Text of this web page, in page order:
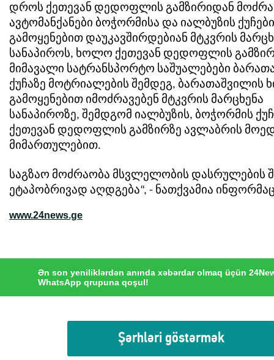
დროს ქეთევან დედოფლის გამზირიდან
ავტომანქანები ბოჭორმისა და იალბუზის
გამოყენებით დაუკავშირდებიან მტკვრის
სანაპიროს, ხოლო ქეთევან დედოფლის
მიმავალი სატრანსპორტო საშუალებები
ქუჩაზე მოტრიალების შემდეგ, ბარათაშვილის
გამოყენებით იმოძრავებენ მტკვრის მარცხენა
სანაპიროზე, შემდგომ იალბუზის, ბოჭორმის
ქეთევან დედოფლის გამზირზე ავლაბრის
მიმართულებით.
საგზაო მოძრაობა მსვლელობის დასრულების
ეტაპობრივად აღდგება“, - ნათქვამია
www.24news.ge
Ən son yeniliklərdən anında xəbərdar olmaq üçün
WhatsApp qrupuna qoşul!
Şərhləri göstərmək